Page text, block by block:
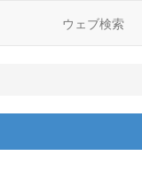
ウェブ検索